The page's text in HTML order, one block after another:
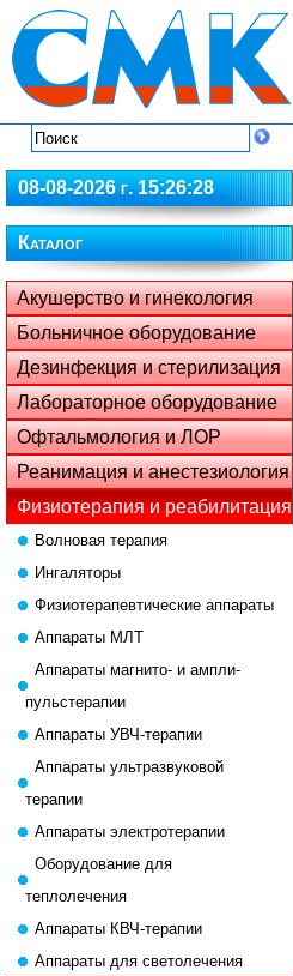
08-08-2026 г. 15:26:28
Каталог
Акушерство и гинекология
Больничное оборудование
Дезинфекция и стерилизация
Лабораторное оборудование
Офтальмология и ЛОР
Реанимация и анестезиология
Физиотерапия и реабилитация
Волновая терапия
Ингаляторы
Физиотерапевтические аппараты
Аппараты МЛТ
Аппараты магнито- и ампли-
пульстерапии
Аппараты УВЧ-терапии
Аппараты ультразвуковой
терапии
Аппараты электротерапии
Оборудование для
теплолечения
Аппараты КВЧ-терапии
Аппараты для светолечения